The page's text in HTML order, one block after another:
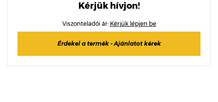
Kérjük hívjon!
Viszonteladói ár: Kérjük lépjen be
Érdekel a termék - Ajánlatot kérek